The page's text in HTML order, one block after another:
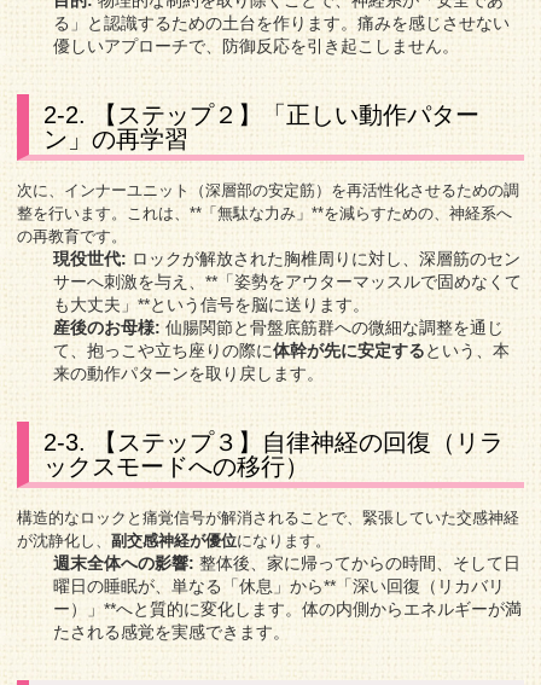
る」と認識するための土台を作ります。痛みを感じさせない
優しいアプローチで、防御反応を引き起こしません。
2-2. 【ステップ２】「正しい動作パター
ン」の再学習
次に、インナーユニット（深層部の安定筋）を再活性化させるための調
整を行います。これは、**「無駄な力み」**を減らすための、神経系へ
の再教育です。
現役世代: ロックが解放された胸椎周りに対し、深層筋のセン
サーへ刺激を与え、**「姿勢をアウターマッスルで固めなくて
も大丈夫」**という信号を脳に送ります。
産後のお母様:仙腸関節と骨盤底筋群への微細な調整を通じ
て、抱っこや立ち座りの際に体幹が先に安定するという、本
来の動作パターンを取り戻します。
2-3. 【ステップ３】自律神経の回復（リラ
ックスモードへの移行）
構造的なロックと痛覚信号が解消されることで、緊張していた交感神経
が沈静化し、 副交感神経が優位になります。
週末全体への影響: 整体後、家に帰ってからの時間、そして日
曜日の睡眠が、単なる「休息」から**「深い回復（リカバリ
ー）」**へと質的に変化します。体の内側からエネルギーが満
たされる感覚を実感できます。